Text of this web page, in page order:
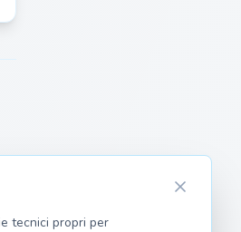
tecnici propri per